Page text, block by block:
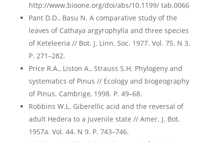
http://www.bioone.org/doi/abs/10.1199/ tab.0066
Pant D.D., Basu N. A comparative study of the
leaves of Cathaya argyrophylla and three species
of Keteleeria // Bot. J. Linn. Soc. 1977. Vol. 75. N 3.
Р. 271–282.
Price R.A., Liston A., Strauss S.H. Phylogeny and
systematics of Pinus // Ecology and biogeography
of Pinus. Cambrige, 1998. P. 49–68.
Robbins W.L. Giberellic acid and the reversal of
adult Hedera to a juvenile state // Amer. J. Bot.
1957a. Vol. 44. N 9. P. 743–746.